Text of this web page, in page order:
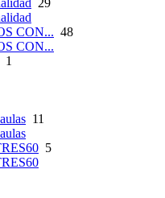
29
CON... 48
CON...
1
11
5